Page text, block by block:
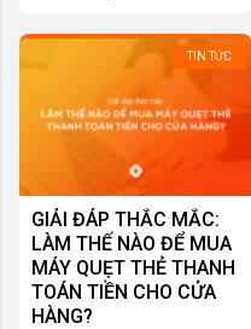
TIN TỨC
GIẢI ĐÁP THẮC MẮC:
LÀM THẾ NÀO ĐỂ MUA
MÁY QUẸT THẺ THANH
TOÁN TIỀN CHO CỬA
HÀNG?